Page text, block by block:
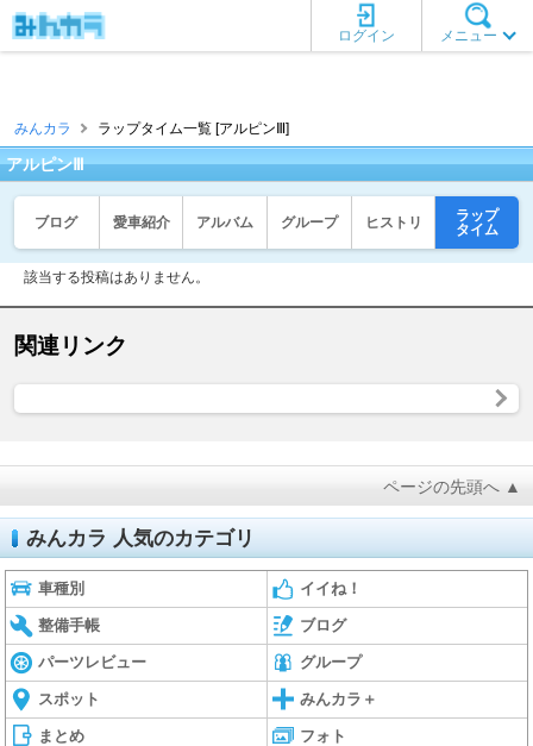
メニュー
ログイン
みんカラ ラップタイム一覧 [アルピンⅢ]
アルピンⅢ
ブログ 愛車紹介 アルバム グループ ヒストリ
ラップ
タイム
該当する投稿はありません。
関連リンク
ページの先頭へ ▲
みんカラ 人気のカテゴリ
車種別 イイね！
整備手帳 ブログ
パーツレビュー グループ
スポット みんカラ＋
まとめ フォト